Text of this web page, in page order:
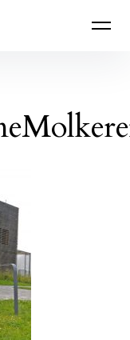
mit Rad